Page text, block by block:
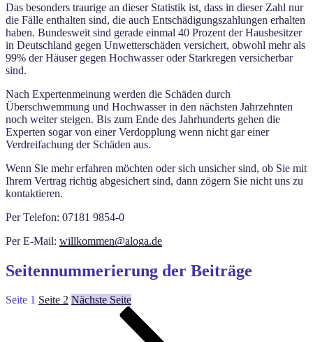
Das besonders traurige an dieser Statistik ist, dass in dieser Zahl nur
die Fälle enthalten sind, die auch Entschädigungszahlungen erhalten
haben. Bundesweit sind gerade einmal 40 Prozent der Hausbesitzer
in Deutschland gegen Unwetterschäden versichert, obwohl mehr als
99% der Häuser gegen Hochwasser oder Starkregen versicherbar
sind.
Nach Expertenmeinung werden die Schäden durch
Überschwemmung und Hochwasser in den nächsten Jahrzehnten
noch weiter steigen. Bis zum Ende des Jahrhunderts gehen die
Experten sogar von einer Verdopplung wenn nicht gar einer
Verdreifachung der Schäden aus.
Wenn Sie mehr erfahren möchten oder sich unsicher sind, ob Sie mit
Ihrem Vertrag richtig abgesichert sind, dann zögern Sie nicht uns zu
kontaktieren.
Per Telefon: 07181 9854-0
Per E-Mail: willkommen@aloga.de
Seitennummerierung der Beiträge
Seite 1 Seite 2 Nächste Seite